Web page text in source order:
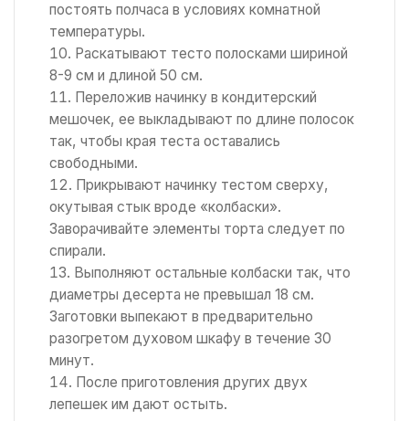
постоять полчаса в условиях комнатной
температуры.
Раскатывают тесто полосками шириной
8-9 см и длиной 50 см.
Переложив начинку в кондитерский
мешочек, ее выкладывают по длине полосок
так, чтобы края теста оставались
свободными.
Прикрывают начинку тестом сверху,
окутывая стык вроде «колбаски».
Заворачивайте элементы торта следует по
спирали.
Выполняют остальные колбаски так, что
диаметры десерта не превышал 18 см.
Заготовки выпекают в предварительно
разогретом духовом шкафу в течение 30
минут.
После приготовления других двух
лепешек им дают остыть.